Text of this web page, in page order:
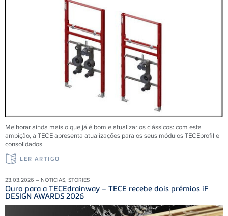
Melhorar ainda mais o que já é bom e atualizar os clássicos: com esta
ambição, a TECE apresenta atualizações para os seus módulos TECEprofil e
consolidados.
LER ARTIGO
23.03.2026 – NOTICIAS, STORIES
Ouro para a TECEdrainway – TECE recebe dois prémios iF
DESIGN AWARDS 2026